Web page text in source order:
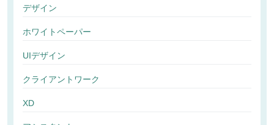
デザイン
ホワイトペーパー
UIデザイン
クライアントワーク
XD